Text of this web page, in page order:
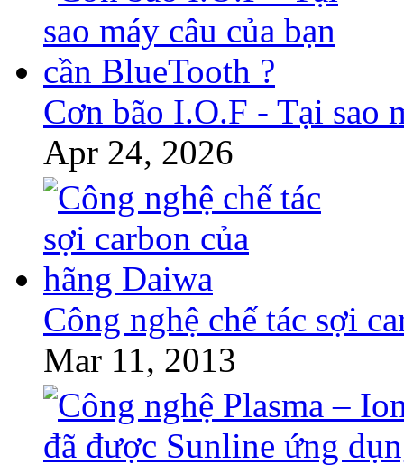
Cơn bão I.O.F - Tại sao
Apr 24, 2026
Công nghệ chế tác sợi
Mar 11, 2013